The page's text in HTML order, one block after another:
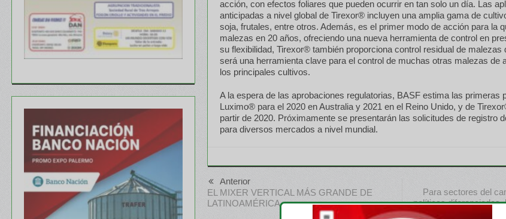
acción, con efectos foliares que pueden ocurrir en tan solo un día. Las
anticipadas a nivel global de Tirexor® incluyen una amplia gama de
soja, frutales, entre otros. Además, es el primer modo de acción para la
malezas en 20 años, ofreciendo una nueva herramienta de control en
su flexibilidad, Tirexor® también proporciona control residual de malezas
será una herramienta clave para el control de muchas otras malezas de
los principales cultivos.
A la espera de las aprobaciones regulatorias, BASF estima las primeras
Luximo® para el 2020 en Australia y 2021 en el Reino Unido, y de
partir de 2020. Próximamente se presentarán las solicitudes de registro
para diversos mercados a nivel mundial.
Anterior
EL MIXER VERTICAL MÁS GRANDE DE
LATINOAMÉRICA
Para sectores del
políticas diferenciadas,